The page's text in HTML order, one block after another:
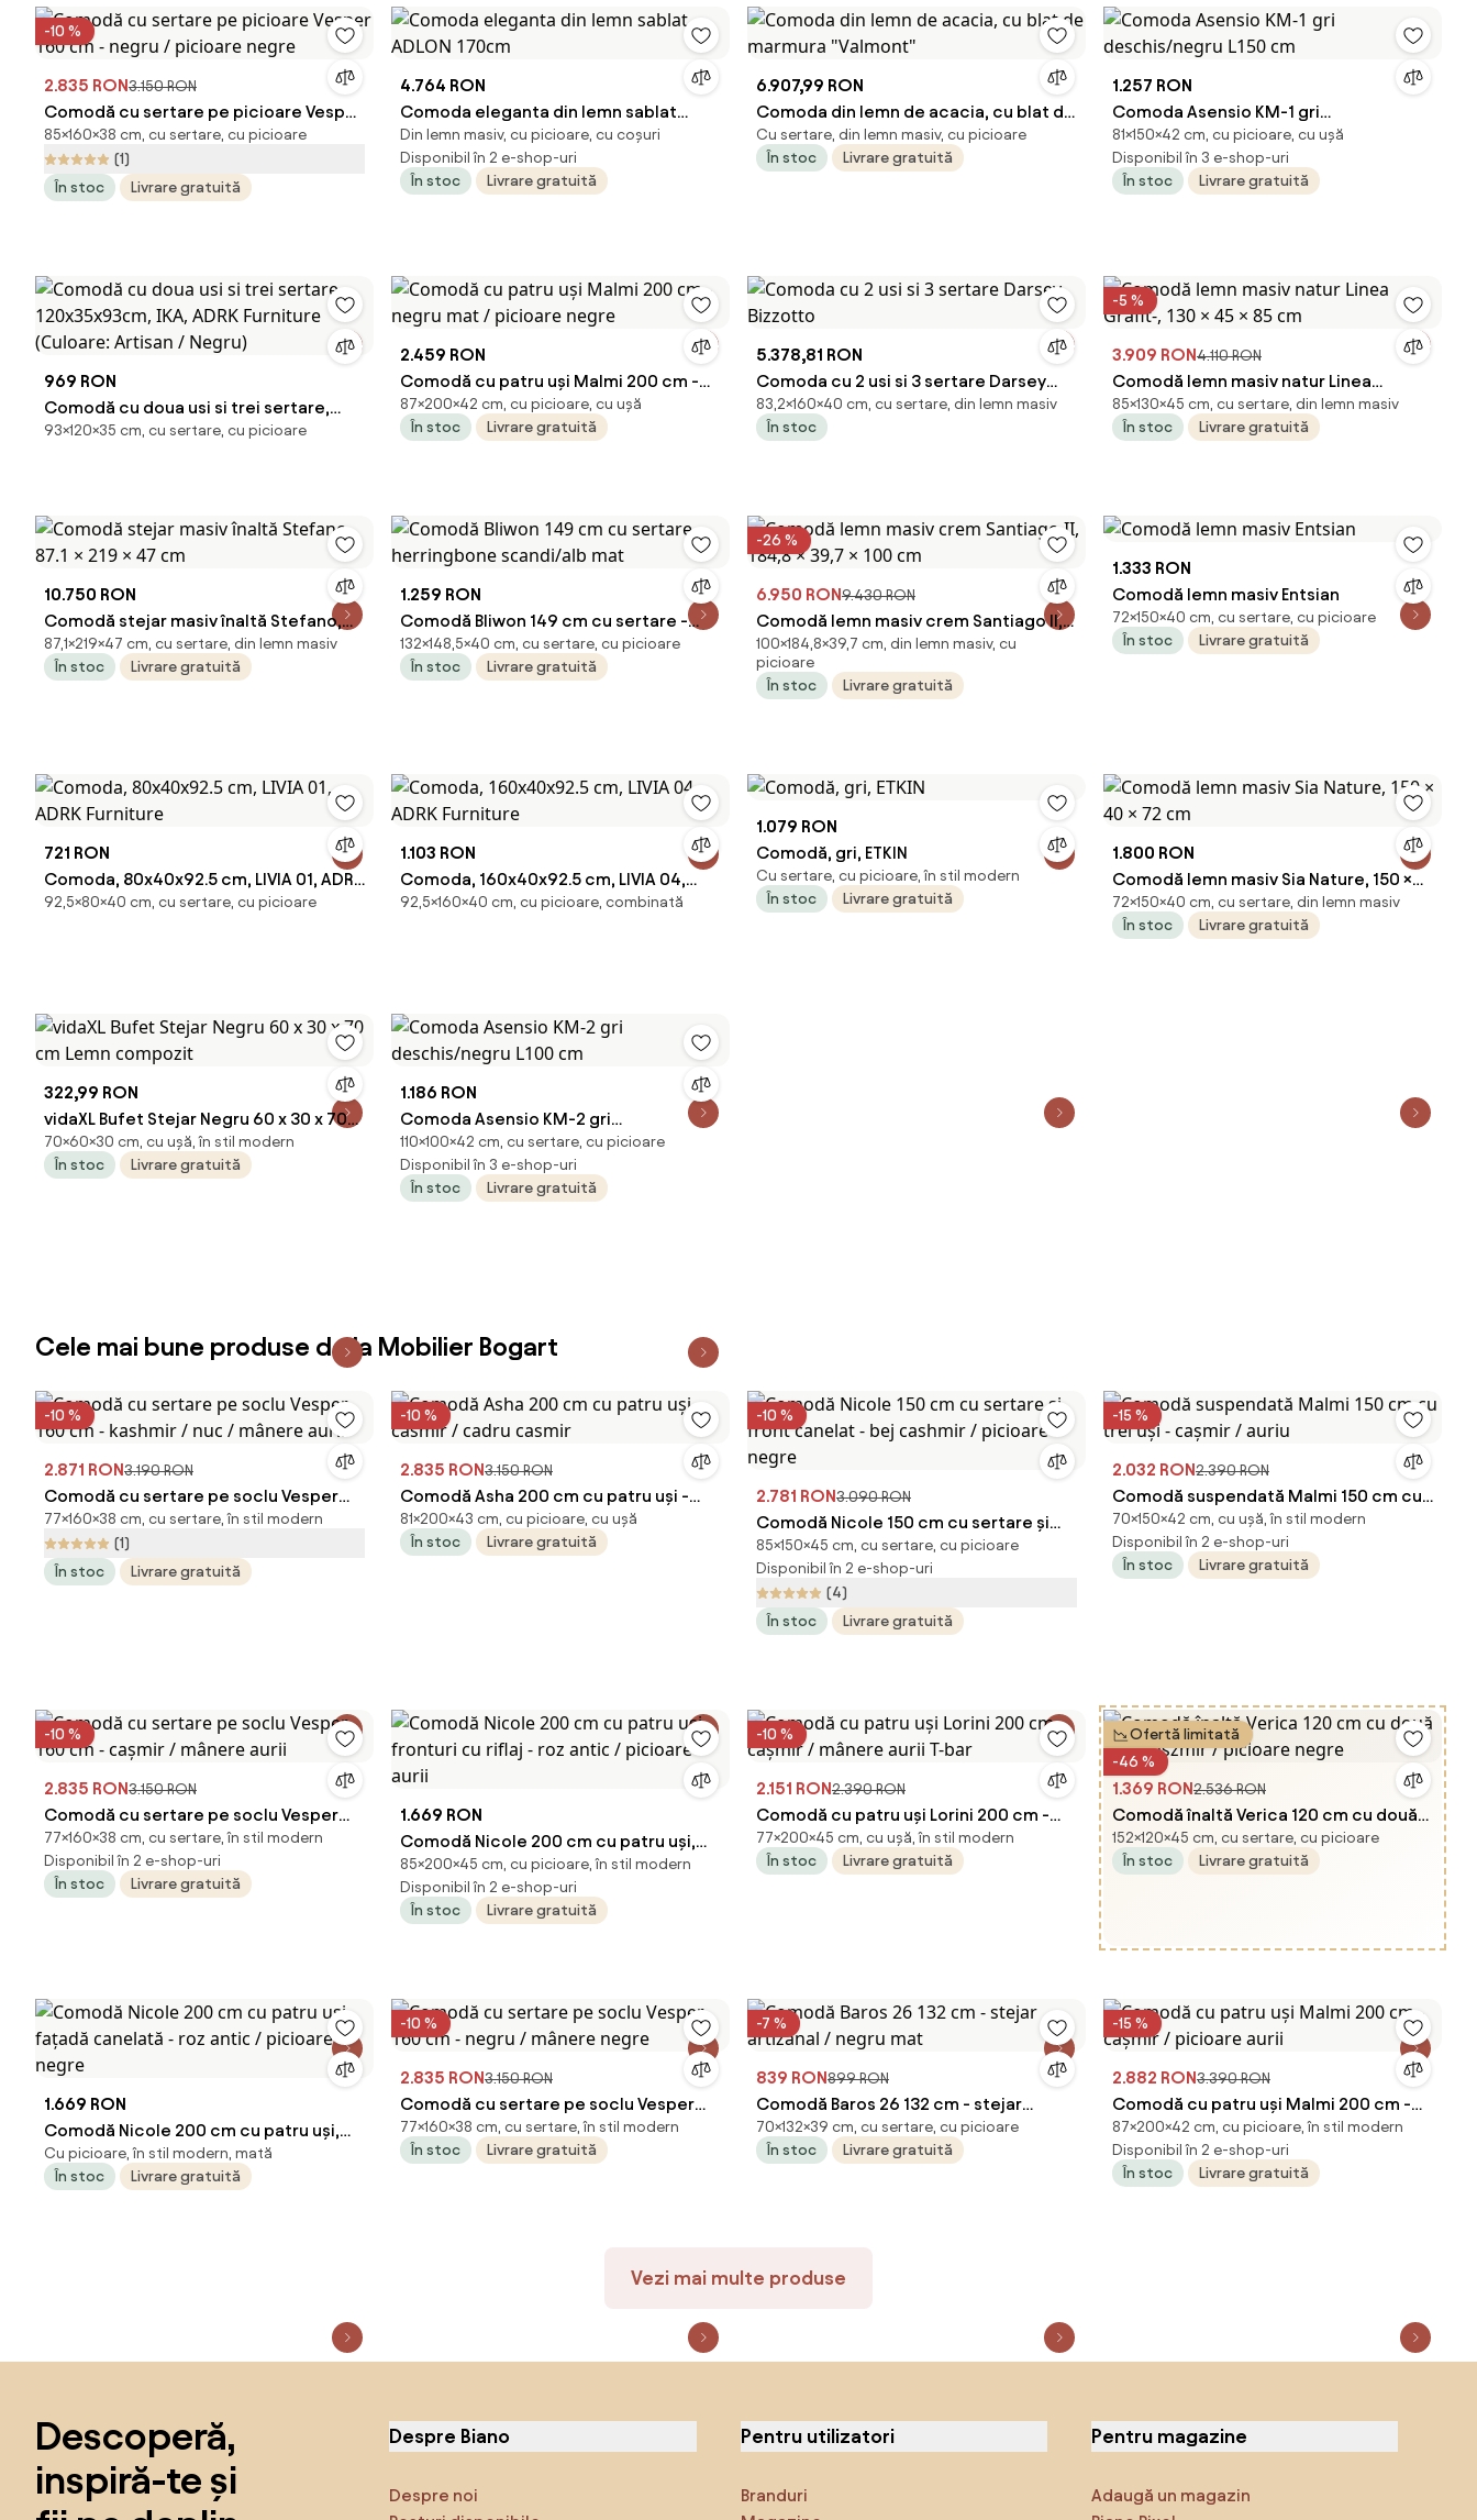
-10 %
2.835 RON3.150 RON
Comodă cu sertare pe picioare Vesper
160 cm - negru / picioare negre
85×160×38 cm, cu sertare, cu picioare
(1)
În stoc
Livrare gratuită
4.764 RON
Comoda eleganta din lemn sablat
ADLON 170cm
Din lemn masiv, cu picioare, cu coșuri
Disponibil în 2 e-shop-uri
În stoc
Livrare gratuită
6.907,99 RON
Comoda din lemn de acacia, cu blat de
marmura "Valmont"
Cu sertare, din lemn masiv, cu picioare
În stoc
Livrare gratuită
1.257 RON
Comoda Asensio KM-1 gri
deschis/negru L150 cm
81×150×42 cm, cu picioare, cu ușă
Disponibil în 3 e-shop-uri
În stoc
Livrare gratuită
969 RON
Comodă cu doua usi si trei sertare,
120x35x93cm, IKA, ADRK Furniture
93×120×35 cm, cu sertare, cu picioare
2.459 RON
Comodă cu patru uși Malmi 200 cm -
negru mat / picioare negre
87×200×42 cm, cu picioare, cu ușă
În stoc
Livrare gratuită
5.378,81 RON
Comoda cu 2 usi si 3 sertare Darsey
Bizzotto
83,2×160×40 cm, cu sertare, din lemn masiv
În stoc
-5 %
3.909 RON4.110 RON
Comodă lemn masiv natur Linea
Grafit-, 130 × 45 × 85 cm
85×130×45 cm, cu sertare, din lemn masiv
În stoc
Livrare gratuită
10.750 RON
Comodă stejar masiv înaltă Stefano,
87.1 × 219 × 47 cm
87,1×219×47 cm, cu sertare, din lemn masiv
În stoc
Livrare gratuită
1.259 RON
Comodă Bliwon 149 cm cu sertare -
herringbone scandi/alb mat
132×148,5×40 cm, cu sertare, cu picioare
În stoc
Livrare gratuită
-26 %
6.950 RON9.430 RON
Comodă lemn masiv crem Santiago II,
184,8 × 39,7 × 100 cm
100×184,8×39,7 cm, din lemn masiv, cu
picioare
În stoc
Livrare gratuită
1.333 RON
Comodă lemn masiv Entsian
72×150×40 cm, cu sertare, cu picioare
În stoc
Livrare gratuită
721 RON
Comoda, 80x40x92.5 cm, LIVIA 01, ADRK
Furniture
92,5×80×40 cm, cu sertare, cu picioare
1.103 RON
Comoda, 160x40x92.5 cm, LIVIA 04,
ADRK Furniture
92,5×160×40 cm, cu picioare, combinată
1.079 RON
Comodă, gri, ETKIN
Cu sertare, cu picioare, în stil modern
În stoc
Livrare gratuită
1.800 RON
Comodă lemn masiv Sia Nature, 150 ×
40 × 72 cm
72×150×40 cm, cu sertare, din lemn masiv
În stoc
Livrare gratuită
322,99 RON
vidaXL Bufet Stejar Negru 60 x 30 x 70
cm Lemn compozit
70×60×30 cm, cu ușă, în stil modern
În stoc
Livrare gratuită
1.186 RON
Comoda Asensio KM-2 gri
deschis/negru L100 cm
110×100×42 cm, cu sertare, cu picioare
Disponibil în 3 e-shop-uri
În stoc
Livrare gratuită
Cele mai bune produse de la Mobilier Bogart
-10 %
2.871 RON3.190 RON
Comodă cu sertare pe soclu Vesper
160 cm - kashmir / nuc / mânere aurii
77×160×38 cm, cu sertare, în stil modern
(1)
În stoc
Livrare gratuită
-10 %
2.835 RON3.150 RON
Comodă Asha 200 cm cu patru uși -
casmir / cadru casmir
81×200×43 cm, cu picioare, cu ușă
În stoc
Livrare gratuită
-10 %
2.781 RON3.090 RON
Comodă Nicole 150 cm cu sertare și
front canelat - bej cashmir / picioare
negre
85×150×45 cm, cu sertare, cu picioare
Disponibil în 2 e-shop-uri
(4)
În stoc
Livrare gratuită
-15 %
2.032 RON2.390 RON
Comodă suspendată Malmi 150 cm cu
trei uși - cașmir / auriu
70×150×42 cm, cu ușă, în stil modern
Disponibil în 2 e-shop-uri
În stoc
Livrare gratuită
-10 %
2.835 RON3.150 RON
Comodă cu sertare pe soclu Vesper
160 cm - cașmir / mânere aurii
77×160×38 cm, cu sertare, în stil modern
Disponibil în 2 e-shop-uri
În stoc
Livrare gratuită
1.669 RON
Comodă Nicole 200 cm cu patru uși,
fronturi cu riflaj - roz antic / picioare
aurii
85×200×45 cm, cu picioare, în stil modern
Disponibil în 2 e-shop-uri
În stoc
Livrare gratuită
-10 %
2.151 RON2.390 RON
Comodă cu patru uși Lorini 200 cm -
cașmir / mânere aurii T-bar
77×200×45 cm, cu ușă, în stil modern
În stoc
Livrare gratuită
Ofertă limitată
-46 %
1.369 RON2.536 RON
Comodă înaltă Verica 120 cm cu două
uși - kaszmir / picioare negre
152×120×45 cm, cu sertare, cu picioare
În stoc
Livrare gratuită
1.669 RON
Comodă Nicole 200 cm cu patru uși,
fațadă canelată - roz antic / picioare
negre
Cu picioare, în stil modern, mată
În stoc
Livrare gratuită
-10 %
2.835 RON3.150 RON
Comodă cu sertare pe soclu Vesper
160 cm - negru / mânere negre
77×160×38 cm, cu sertare, în stil modern
În stoc
Livrare gratuită
-7 %
839 RON899 RON
Comodă Baros 26 132 cm - stejar
artizanal / negru mat
70×132×39 cm, cu sertare, cu picioare
În stoc
Livrare gratuită
-15 %
2.882 RON3.390 RON
Comodă cu patru uși Malmi 200 cm -
cașmir / picioare aurii
87×200×42 cm, cu picioare, în stil modern
Disponibil în 2 e-shop-uri
În stoc
Livrare gratuită
Vezi mai multe produse
Descoperă,
inspiră-te și
Despre Biano
Despre noi
Pentru utilizatori
Branduri
Pentru magazine
Adaugă un magazin